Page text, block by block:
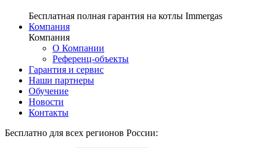
Бесплатная полная гарантия на котлы Immergas
Компания
Компания
О Компании
Референц-объекты
Гарантия и сервис
Наши партнеры
Обучение
Новости
Контакты
Бесплатно для всех регионов России: